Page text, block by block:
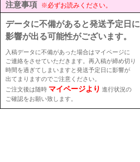
注意事項 ※必ずお読みください。
データに不備があると発送予定日に
影響が出る可能性がございます。
入稿データに不備があった場合はマイページに
ご連絡をさせていただきます。再入稿が締め切り
時間を過ぎてしまいますと発送予定日に影響が
出てまりますのでご注意ください。
ご注文後は随時 マイページより 進行状況の
ご確認をお願い致します。